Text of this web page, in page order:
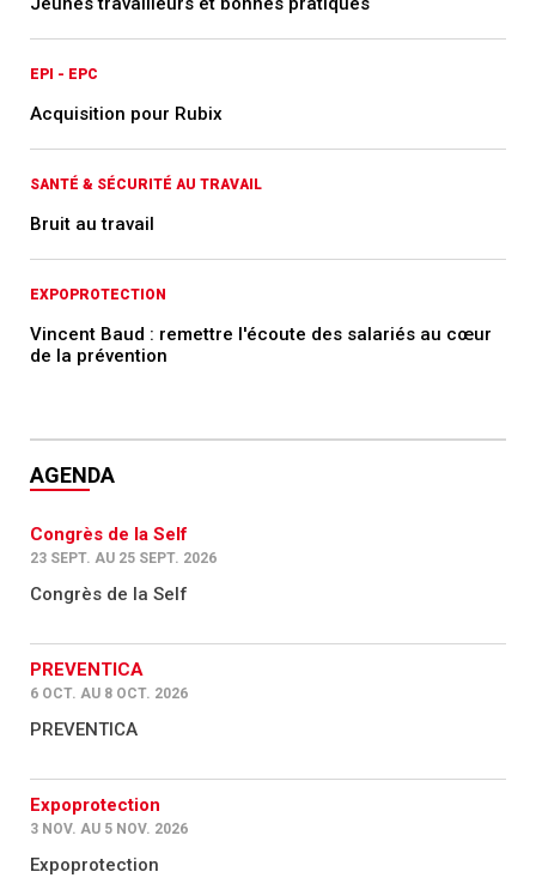
EPI - EPC
Acquisition pour Rubix
SANTÉ & SÉCURITÉ AU TRAVAIL
Bruit au travail
EXPOPROTECTION
Vincent Baud : remettre l'écoute des salariés au cœur
de la prévention
AGENDA
Congrès de la Self
23 SEPT. AU 25 SEPT. 2026
Congrès de la Self
PREVENTICA
6 OCT. AU 8 OCT. 2026
PREVENTICA
Expoprotection
3 NOV. AU 5 NOV. 2026
Expoprotection